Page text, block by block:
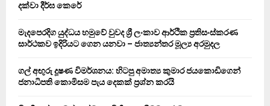
දක්වා දීර්ඝ කෙරේ
මැදපෙරදිග යුද්ධය හමුවේ වුවද ශ්‍රී ලංකාව ආර්ථික ප්‍රතිසංස්කරණ
සාර්ථකව ඉදිරියට ගෙන යනවා – ජාත්‍යන්තර මූල්‍ය අරමුදල
ගල් අඟුරු දූෂණ විමර්ශනය: හිටපු අමාත්‍ය කුමාර ජයකොඩිගෙන්
ජනාධිපති කොමිසම පැය දෙකක් ප්‍රශ්න කරයි